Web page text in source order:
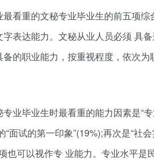
看重的文秘专业毕业生的前五项
表达能力。文秘从业人员必须 具
的职业能力，按重视程度，依次
业毕业生时最看重的能力因素是“
面试的第一印象”(19%);再次是“社
也可以视作专 业能力。专业水平